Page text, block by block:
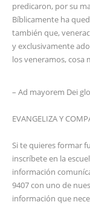
predicaron, por su
Bíblicamente ha
también que,
y exclusivamente
los veneramos, cosa
– Ad mayorem Dei
EVANGELIZA Y
Si te quieres formar
inscríbete en la
información
9407 con uno de
información que